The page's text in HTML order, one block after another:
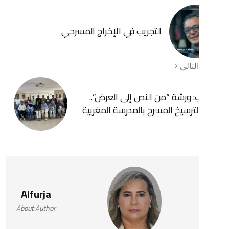
التجريب في الإخراج المسرحي
“من النص إلى العرض”..
المسرح بالمدرسة المغربية